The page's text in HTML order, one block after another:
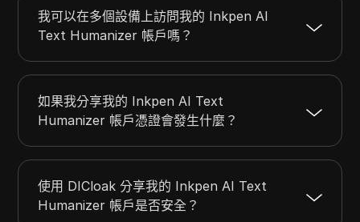
我可以在多個設備上訪問我的 Inkpen AI
Text Humanizer 帳戶嗎？
如果我分享我的 Inkpen AI Text
Humanizer 帳戶憑證會發生什麼？
使用 DICloak 分享我的 Inkpen AI Text
Humanizer 帳戶是否安全？